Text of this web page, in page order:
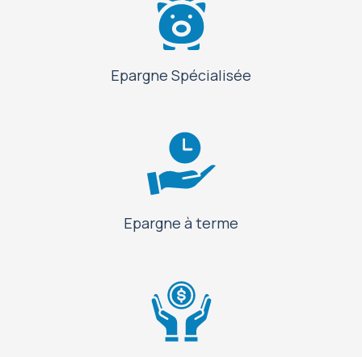
Epargne Spécialisée
Epargne à terme